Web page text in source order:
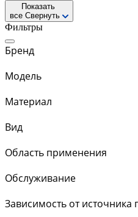
Показать
все Свернуть
Фильтры
Бренд
Модель
Материал
Вид
Область применения
Обслуживание
Зависимость от источника